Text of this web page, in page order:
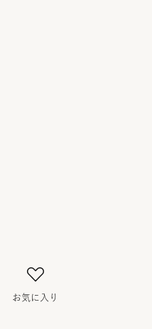
お気に入り